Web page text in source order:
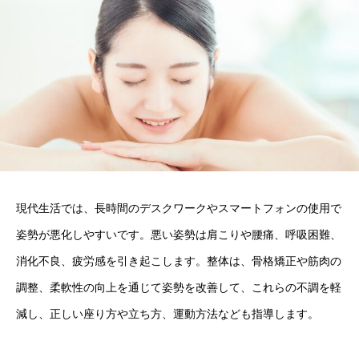
現代生活では、長時間のデスクワークやスマートフォンの使用で
姿勢が悪化しやすいです。悪い姿勢は肩こりや腰痛、呼吸困難、
消化不良、疲労感を引き起こします。整体は、骨格矯正や筋肉の
調整、柔軟性の向上を通じて姿勢を改善して、これらの不調を軽
減し、正しい座り方や立ち方、運動方法なども指導します。